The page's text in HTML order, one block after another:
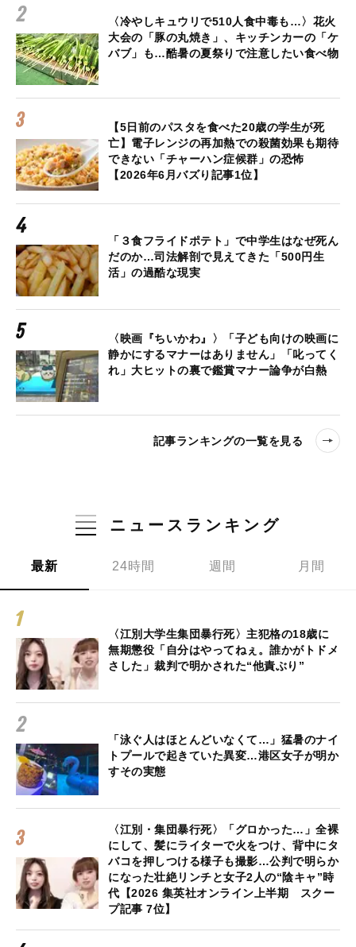
〈冷やしキュウリで510人食中毒も…〉花火
大会の「豚の丸焼き」、キッチンカーの「ケ
バブ」も…酷暑の夏祭りで注意したい食べ物
【5日前のパスタを食べた20歳の学生が死
亡】電子レンジの再加熱での殺菌効果も期待
できない「チャーハン症候群」の恐怖
【2026年6月バズり記事1位】
「３食フライドポテト」で中学生はなぜ死ん
だのか…司法解剖で見えてきた「500円生
活」の過酷な現実
〈映画『ちいかわ』〉「子ども向けの映画に
静かにするマナーはありません」「叱ってく
れ」大ヒットの裏で鑑賞マナー論争が白熱
記事ランキングの一覧を見る
ニュースランキング
最新 24時間 週間 月間
〈江別大学生集団暴行死〉主犯格の18歳に
無期懲役「自分はやってねぇ。誰かがトドメ
さした」裁判で明かされた“他責ぶり”
「泳ぐ人はほとんどいなくて…」猛暑のナイ
トプールで起きていた異変…港区女子が明か
すその実態
〈江別・集団暴行死〉「グロかった…」全裸
にして、髪にライターで火をつけ、背中にタ
バコを押しつける様子も撮影…公判で明らか
になった壮絶リンチと女子2人の“陰キャ”時
代【2026 集英社オンライン上半期 スクー
プ記事 7位】